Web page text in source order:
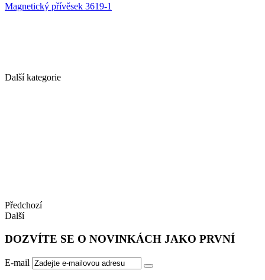
Magnetický přívěsek 3619-1
Další.kategorie
Předchozí
Další
DOZVÍTE SE O NOVINKÁCH JAKO PRVNÍ
E-mail